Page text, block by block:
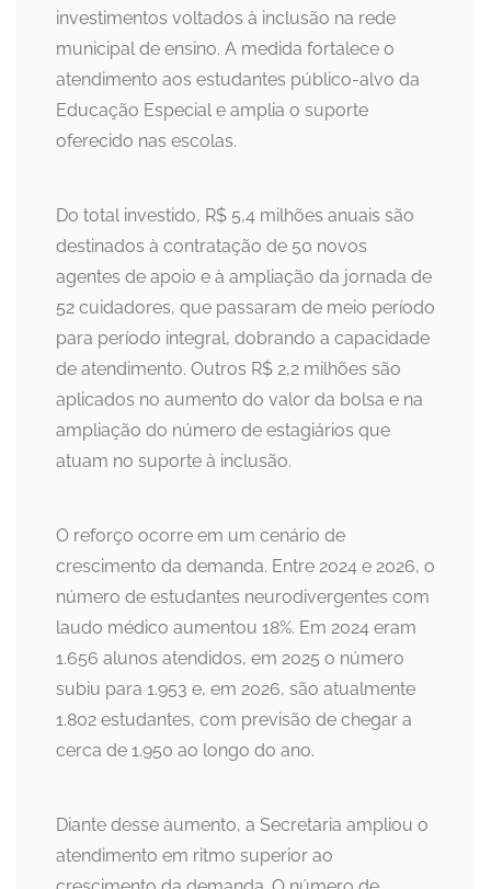
investimentos voltados à inclusão na rede
municipal de ensino. A medida fortalece o
atendimento aos estudantes público-alvo da
Educação Especial e amplia o suporte
oferecido nas escolas.
Do total investido, R$ 5,4 milhões anuais são
destinados à contratação de 50 novos
agentes de apoio e à ampliação da jornada de
52 cuidadores, que passaram de meio período
para período integral, dobrando a capacidade
de atendimento. Outros R$ 2,2 milhões são
aplicados no aumento do valor da bolsa e na
ampliação do número de estagiários que
atuam no suporte à inclusão.
O reforço ocorre em um cenário de
crescimento da demanda. Entre 2024 e 2026, o
número de estudantes neurodivergentes com
laudo médico aumentou 18%. Em 2024 eram
1.656 alunos atendidos, em 2025 o número
subiu para 1.953 e, em 2026, são atualmente
1.802 estudantes, com previsão de chegar a
cerca de 1.950 ao longo do ano.
Diante desse aumento, a Secretaria ampliou o
atendimento em ritmo superior ao